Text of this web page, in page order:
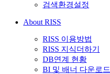
검색환경설정
About RISS
RISS 이용방법
RISS 지식더하기
DB연계 현황
BI 및 배너 다운로드